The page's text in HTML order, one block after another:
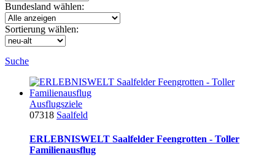
Bundesland wählen:
Sortierung wählen:
Suche
Ausflugsziele
07318 Saalfeld
ERLEBNISWELT Saalfelder Feengrotten - Toller
Familienausflug